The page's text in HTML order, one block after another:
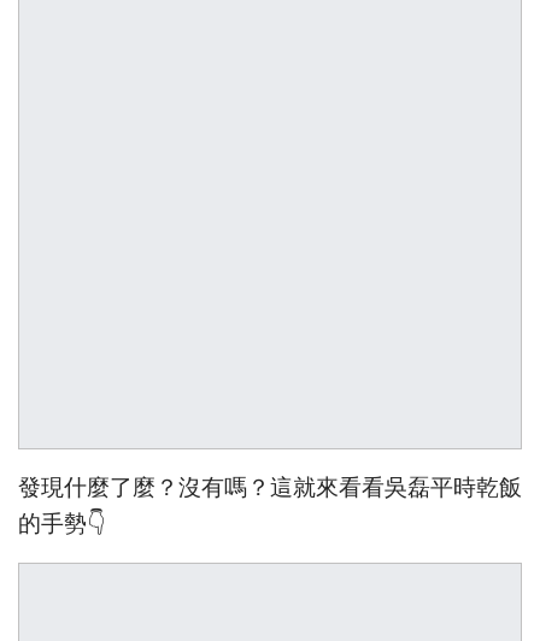
發現什麼了麼？沒有嗎？這就來看看吳磊平時乾飯
的手勢👇